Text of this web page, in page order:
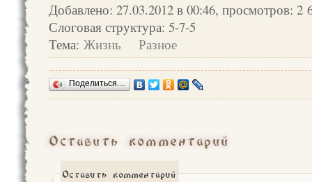
Добавлено: 27.03.2012 в 00:46, просмотров: 2
Слоговая структура: 5-7-5
Тема: Жизнь Разное
Поделиться…
Оставить комментарий
Оставить комментарий